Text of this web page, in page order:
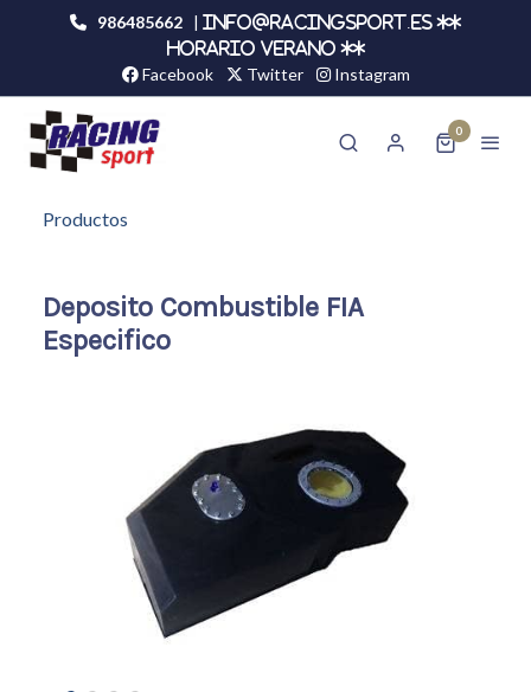
986485662 |
info@racingsport.es **
HORARIO VERANO **
Facebook Twitter Instagram
0
Productos
Deposito Combustible FIA
Especifico